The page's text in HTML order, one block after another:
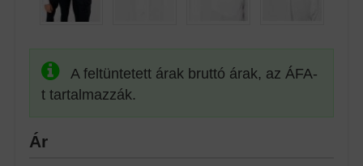
A feltüntetett árak bruttó árak, az ÁFA-
t tartalmazzák.
Ár